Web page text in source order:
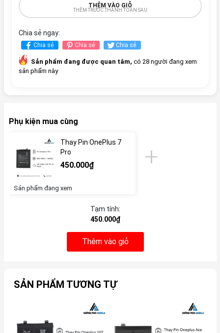
THÊM VÀO GIỎ
THÊM TRƯỚC THANH TOÁN SAU
Chia sẻ ngay:
Chia sẻ Chia sẻ Chia sẻ
Sản phẩm đang được quan tâm, có 28 người đang xem
sản phẩm này
Phụ kiện mua cùng
Thay Pin OnePlus 7
Pro
450.000₫
Sản phẩm đang xem
Tạm tính:
450.000₫
Thêm vào giỏ
SẢN PHẨM TƯƠNG TỰ